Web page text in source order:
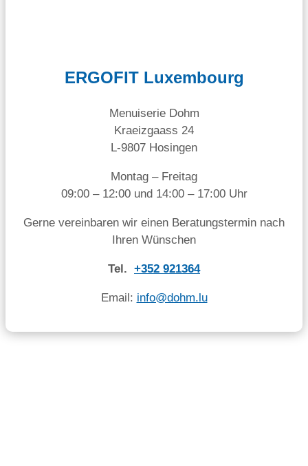
ERGOFIT Luxembourg
Menuiserie Dohm
Kraeizgaass 24
L-9807 Hosingen
Montag – Freitag
09:00 – 12:00 und 14:00 – 17:00 Uhr
Gerne vereinbaren wir einen Beratungstermin nach
Ihren Wünschen
Tel. +352 921364
Email: info@dohm.lu